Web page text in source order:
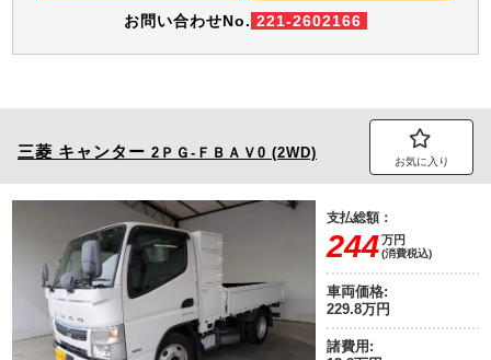
お問い合わせNo. 221-2602166
三菱 キャンター 2ＰＧ-ＦＢＡＶ0 (2WD)
お気に入り
支払総額：
244万円
(消費税込)
車両価格:
229.8万円
諸費用: